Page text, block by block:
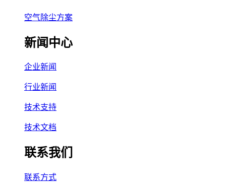
空气除尘方案
新闻中心
企业新闻
行业新闻
技术支持
技术文档
联系我们
联系方式